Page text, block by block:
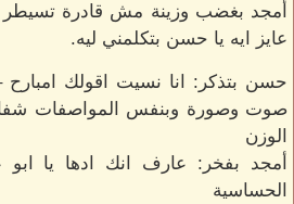
أمجد بغضب وزينة مش قادرة
عايز ايه يا حسن بتكلمني ليه.
حسن بتذكر: انا نسيت اقولك
صوت وصورة وبنفس المواصفات
الوزن
أمجد بفخر: عارف انك ادها يا
الحساسية